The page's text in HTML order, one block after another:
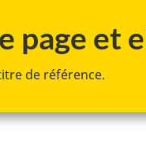
au
à
du
à
page et
de référence.